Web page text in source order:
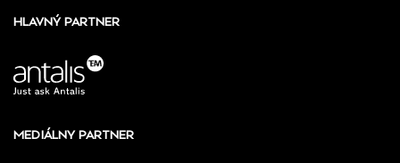
HLAVNÝ PARTNER
MEDIÁLNY PARTNER